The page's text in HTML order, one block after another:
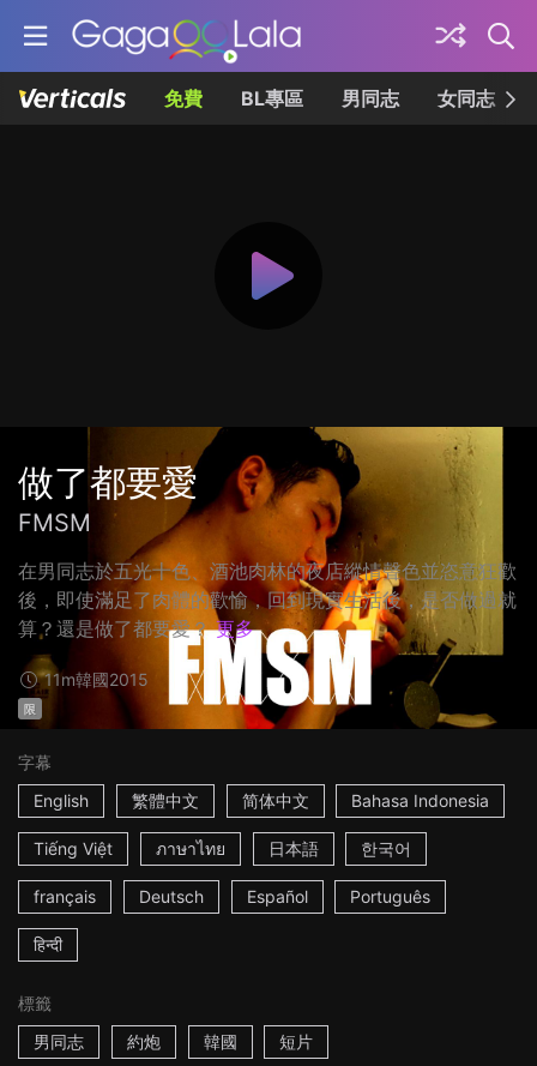
免費 BL專區 男同志 女同志
做了都要愛
FMSM
在男同志於五光十色、酒池肉林的夜店縱情聲色並恣意狂歡
後，即使滿足了肉體的歡愉，回到現實生活後，是否做過就
算？還是做了都要愛？ 更多
11m韓國2015
限
字幕
English
繁體中文 简体中文 Bahasa Indonesia
Tiếng Việt ภาษาไทย 日本語 한국어
français Deutsch Español Português
हिन्दी
標籤
男同志
約炮 韓國 短片